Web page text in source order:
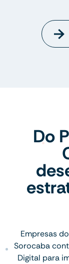
Do
Empresas
Sorocaba
Digital para